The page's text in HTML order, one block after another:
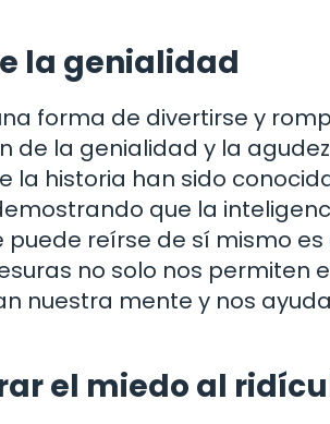
la genialidad
forma de divertirse y
de la genialidad y la
la historia han sido
que la
reírse de sí mismo
no solo nos permiten
nuestra mente y nos
el miedo al